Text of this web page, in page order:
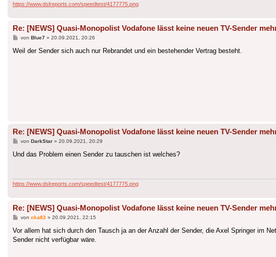
https://www.dslreports.com/speedtest/4177775.png
Re: [NEWS] Quasi-Monopolist Vodafone lässt keine neuen TV-Sender
Beitrag
von Blue7» 20.09.2021, 20:26
Weil der Sender sich auch nur Rebrandet und ein bestehender Vertrag besteht.
Re: [NEWS] Quasi-Monopolist Vodafone lässt keine neuen TV-Sender
Beitrag
von DarkStar» 20.09.2021, 20:29
Und das Problem einen Sender zu tauschen ist welches?
https://www.dslreports.com/speedtest/4177775.png
Re: [NEWS] Quasi-Monopolist Vodafone lässt keine neuen TV-Sender
Beitrag
von cka82» 20.09.2021, 22:15
Vor allem hat sich durch den Tausch ja an der Anzahl der Sender, die Axel Springer im
Sender nicht verfügbar wäre.